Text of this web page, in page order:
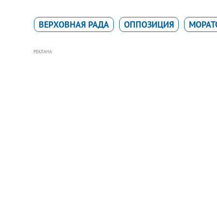
ВЕРХОВНАЯ РАДА ОППОЗИЦИЯ
РЕКЛАМА